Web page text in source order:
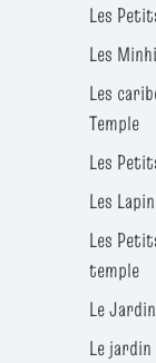
Les
Les
Les
Temple
Les
Les
Les
temple
Le
Le